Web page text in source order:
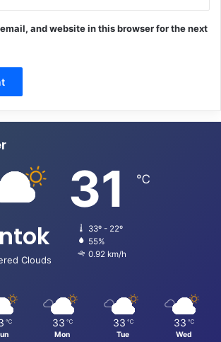
and website in this browser for the next
Clouds
31 ℃
33º - 22º
55%
0.92 km/h
℃ 33 ℃
Mon
33 ℃
Tue
33 ℃
Wed